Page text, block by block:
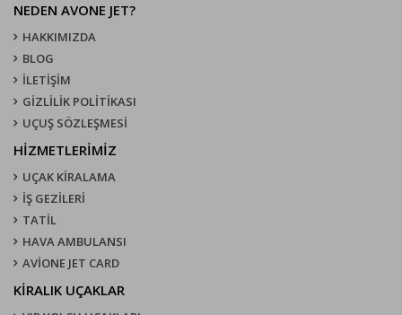
NEDEN AVONE JET?
HAKKIMIZDA
BLOG
İLETİŞİM
GİZLİLİK POLİTİKASI
UÇUŞ SÖZLEŞMESI
HİZMETLERİMİZ
UÇAK KIRALAMA
İŞ GEZİLERİ
TATİL
HAVA AMBULANSI
AVİONE JET CARD
KIRALIK UÇAKLAR